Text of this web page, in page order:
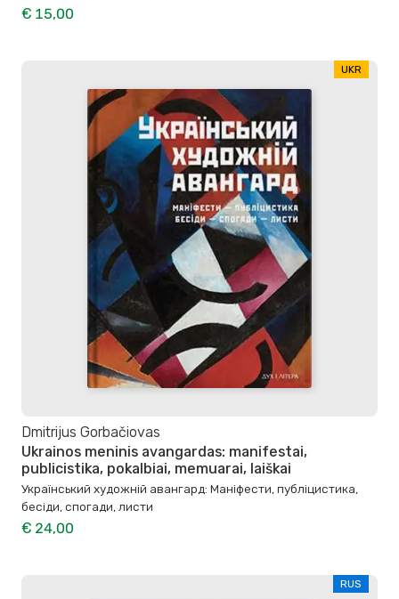
€ 15,00
UKR
Dmitrijus Gorbačiovas
Ukrainos meninis avangardas: manifestai,
publicistika, pokalbiai, memuarai, laiškai
Український художній авангард: Маніфести, публіцистика,
бесіди, спогади, листи
€ 24,00
RUS